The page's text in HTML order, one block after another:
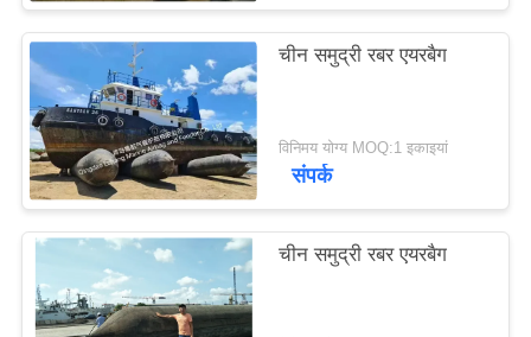
चीन समुद्री रबर एयरबैग
विनिमय योग्य MOQ:1 इकाइयां
संपर्क
चीन समुद्री रबर एयरबैग